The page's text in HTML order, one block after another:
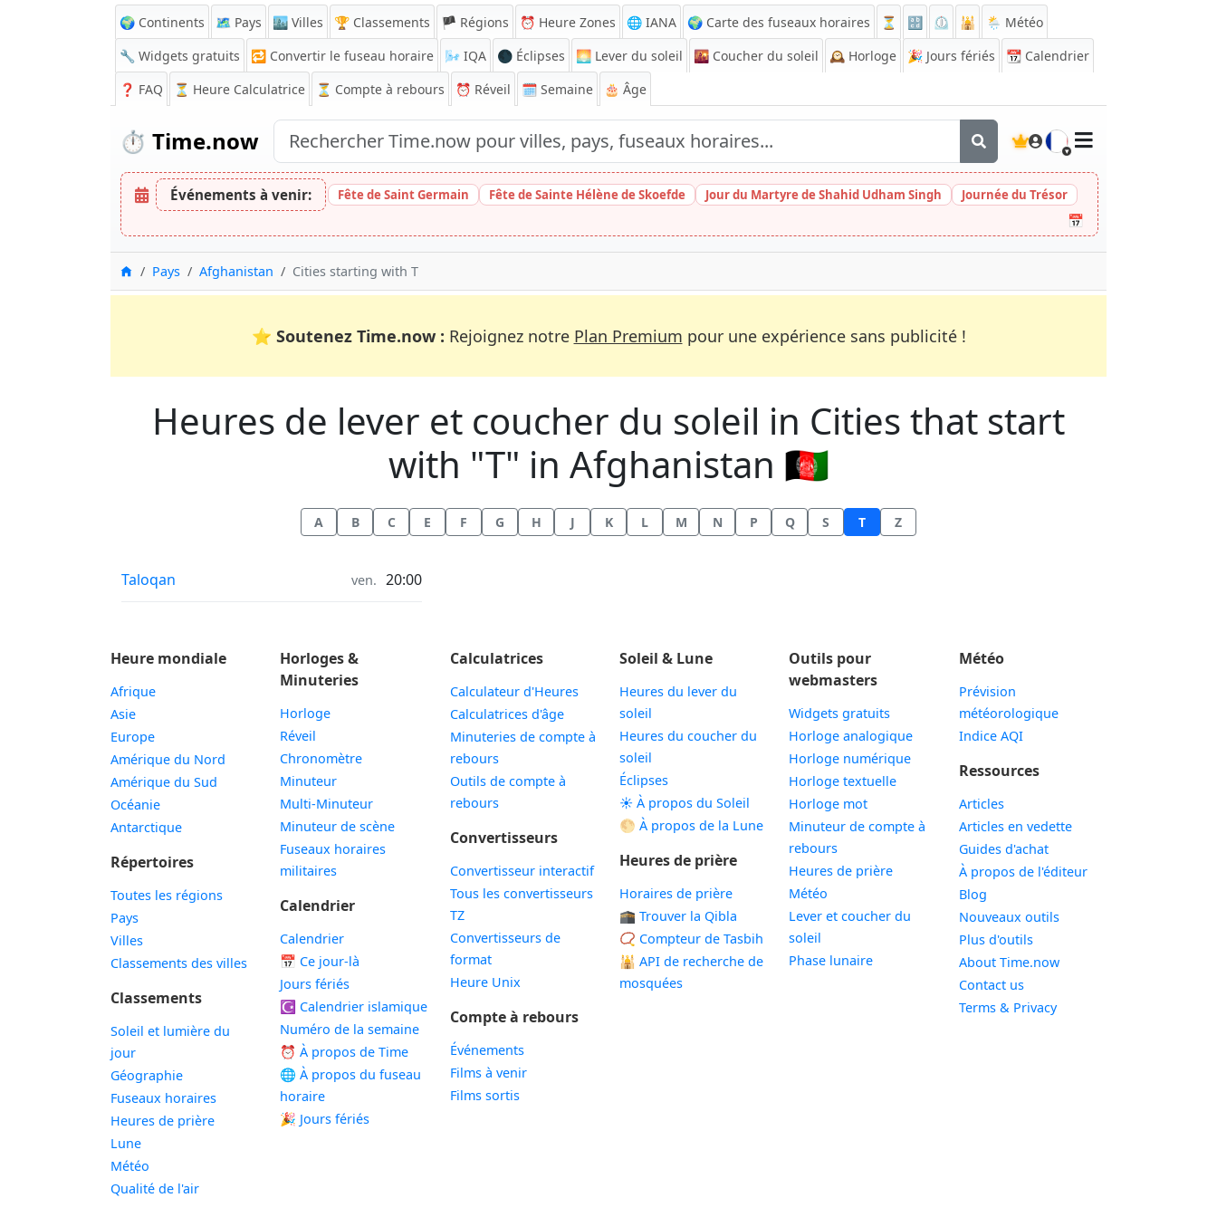
🌍 Continents 🗺️ Pays 🏙️ Villes 🏆 Classements 🏴 Régions ⏰ Heure Zones 🌐 IANA 🌍 Carte des fuseaux horaires ⏳ 🔡 ⏲️ 🕌
🌦️ Météo
🔧 Widgets gratuits
🔁 Convertir le fuseau horaire 🌬️ IQA 🌑 Éclipses 🌅 Lever du soleil 🌇 Coucher du soleil 🕰️ Horloge 🎉 Jours fériés 📆 Calendrier
❓ FAQ ⏳ Heure Calculatrice ⏳ Compte à rebours ⏰ Réveil 🗓️ Semaine 🎂 Âge
⏱️ Time.now 🇫🇷
Événements à venir: Fête de Saint Germain Fête de Sainte Hélène de Skoefde Jour du Martyre de Shahid Udham Singh Journée du Trésor
📅
Accueil
Pays Afghanistan Cities starting with T
⭐ Soutenez Time.now : Rejoignez notre Plan Premium pour une expérience sans publicité !
Heures de lever et coucher du soleil in Cities that start
with "T" in Afghanistan 🇦🇫
A B C E F G H J K L M N P Q S T Z
Heures de lever et coucher du soleil in
Taloqan ven. 20:00
Heure mondiale
Afrique
Asie
Europe
Amérique du Nord
Amérique du Sud
Océanie
Antarctique
Répertoires
Toutes les régions
Pays
Villes
Classements des villes
Classements
Soleil et lumière du
jour
Géographie
Fuseaux horaires
Heures de prière
Lune
Météo
Qualité de l'air
Horloges &
Minuteries
Horloge
Réveil
Chronomètre
Minuteur
Multi-Minuteur
Minuteur de scène
Fuseaux horaires
militaires
Calendrier
Calendrier
📅 Ce jour-là
Jours fériés
☪️ Calendrier islamique
Numéro de la semaine
⏰ À propos de Time
🌐 À propos du fuseau
horaire
🎉 Jours fériés
Calculatrices
Calculateur d'Heures
Calculatrices d'âge
Minuteries de compte à
rebours
Outils de compte à
rebours
Convertisseurs
Convertisseur interactif
Tous les convertisseurs
TZ
Convertisseurs de
format
Heure Unix
Compte à rebours
Événements
Films à venir
Films sortis
Soleil & Lune
Heures du lever du
soleil
Heures du coucher du
soleil
Éclipses
☀️ À propos du Soleil
🌕 À propos de la Lune
Heures de prière
Horaires de prière
🕋 Trouver la Qibla
📿 Compteur de Tasbih
🕌 API de recherche de
mosquées
Outils pour
webmasters
Widgets gratuits
Horloge analogiqueWidget
Horloge numériqueWidget
Horloge textuelleWidget
Horloge motWidget
Minuteur de compte à
rebours
Heures de prièreWidget
Météo
Lever et coucher du
soleil
Phase lunaireWidget
Météo
Prévision
météorologique
Indice AQI
Ressources
Articles
Articles en vedette
Guides d'achat
À propos de l'éditeur
Blog
Nouveaux outils
Plus d'outils
About Time.now
Contact us
Terms & Privacy